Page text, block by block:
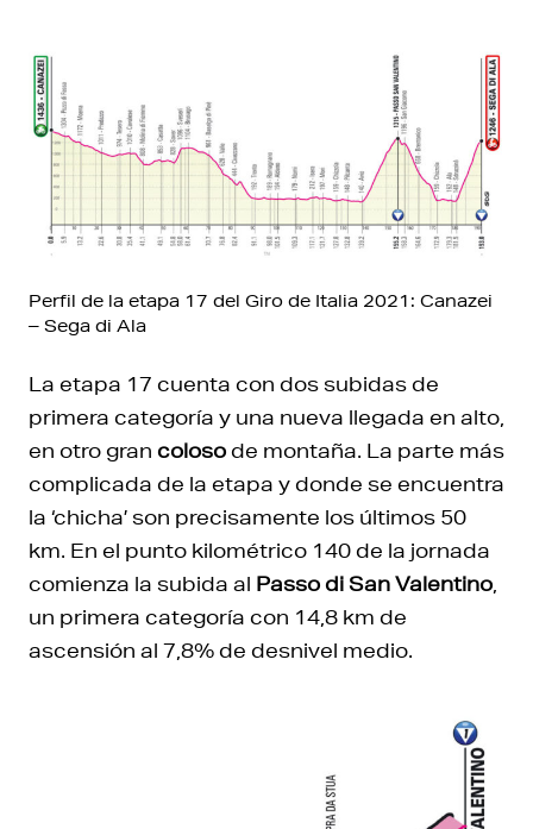
Perfil de la etapa 17 del Giro de Italia 2021: Canazei
– Sega di Ala
La etapa 17 cuenta con dos subidas de
primera categoría y una nueva llegada en alto,
en otro gran colosode montaña. La parte más
complicada de la etapa y donde se encuentra
la ‘chicha’ son precisamente los últimos 50
km. En el punto kilométrico 140 de la jornada
comienza la subida al Passo di San Valentino,
un primera categoría con 14,8 km de
ascensión al 7,8% de desnivel medio.